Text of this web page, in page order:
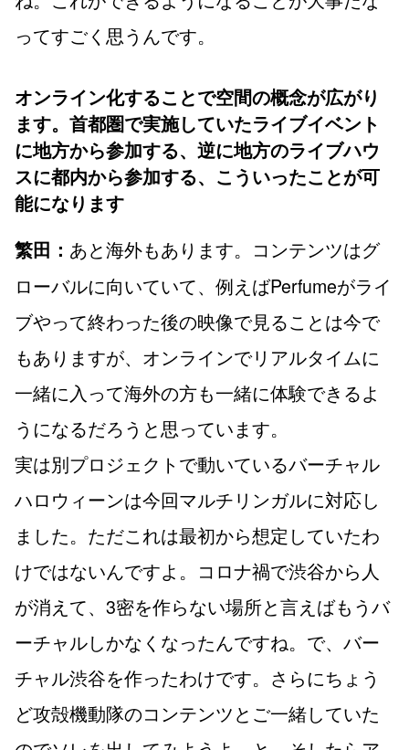
ってすごく思うんです。
オンライン化することで空間の概念が広がり
ます。首都圏で実施していたライブイベント
に地方から参加する、逆に地方のライブハウ
スに都内から参加する、こういったことが可
能になります
繁田： あと海外もあります。コンテンツはグ
ローバルに向いていて、例えばPerfumeがライ
ブやって終わった後の映像で見ることは今で
もありますが、オンラインでリアルタイムに
一緒に入って海外の方も一緒に体験できるよ
うになるだろうと思っています。
実は別プロジェクトで動いているバーチャル
ハロウィーンは今回マルチリンガルに対応し
ました。ただこれは最初から想定していたわ
けではないんですよ。コロナ禍で渋谷から人
が消えて、3密を作らない場所と言えばもうバ
ーチャルしかなくなったんですね。で、バー
チャル渋谷を作ったわけです。さらにちょう
ど攻殻機動隊のコンテンツとご一緒していた